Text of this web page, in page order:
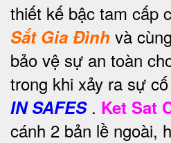
thiết kế bậc tam cấp
Sắt Gia Đình và
bảo vệ sự an toàn
trong khi xảy ra sự
IN SAFES. Ket Sat
cánh 2 bản lề ngoài,